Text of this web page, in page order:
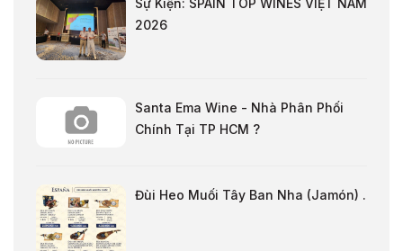
Sự Kiện: SPAIN TOP WINES VIỆT NAM
2026
Santa Ema Wine - Nhà Phân Phối
Chính Tại TP HCM ?
Đùi Heo Muối Tây Ban Nha (Jamón) .